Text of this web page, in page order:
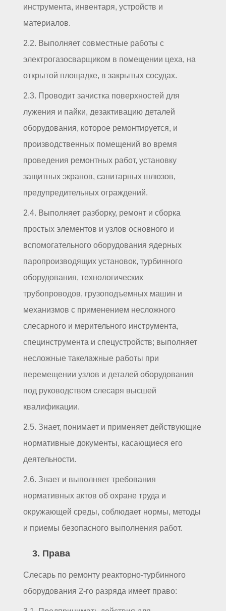
инструмента, инвентаря, устройств и
материалов.
2.2. Выполняет совместные работы с
электрогазосварщиком в помещении цеха, на
открытой площадке, в закрытых сосудах.
2.3. Проводит зачистка поверхностей для
лужения и пайки, дезактивацию деталей
оборудования, которое ремонтируется, и
производственных помещений во время
проведения ремонтных работ, установку
защитных экранов, санитарных шлюзов,
предупредительных ограждений.
2.4. Выполняет разборку, ремонт и сборка
простых элементов и узлов основного и
вспомогательного оборудования ядерных
паропроизводящих установок, турбинного
оборудования, технологических
трубопроводов, грузоподъемных машин и
механизмов с применением несложного
слесарного и мерительного инструмента,
специнструмента и спецустройств; выполняет
несложные такелажные работы при
перемещении узлов и деталей оборудования
под руководством слесаря высшей
квалификации.
2.5. Знает, понимает и применяет действующие
нормативные документы, касающиеся его
деятельности.
2.6. Знает и выполняет требования
нормативных актов об охране труда и
окружающей среды, соблюдает нормы, методы
и приемы безопасного выполнения работ.
3. Права
Слесарь по ремонту реакторно-турбинного
оборудования 2-го разряда имеет право: